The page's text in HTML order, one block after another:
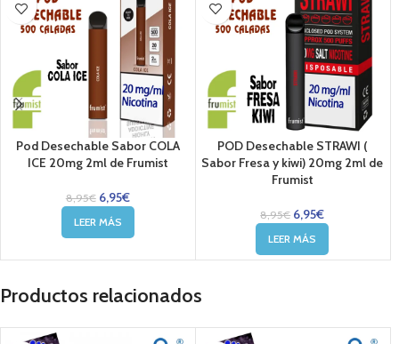
Pod Desechable Sabor COLA
ICE 20mg 2ml de Frumist
8,95€ 6,95€
LEER MÁS
POD Desechable STRAWI (
Sabor Fresa y kiwi) 20mg 2ml de
Frumist
8,95€ 6,95€
LEER MÁS
Productos relacionados